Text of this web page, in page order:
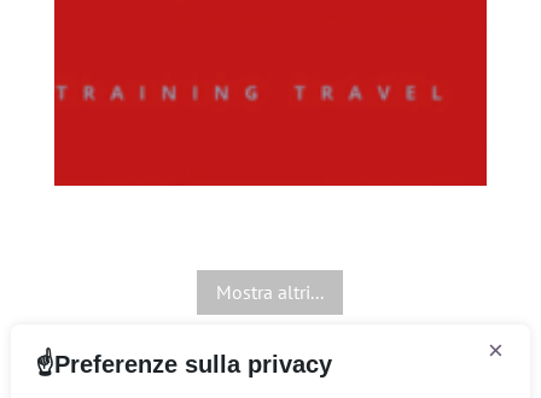
Mostra altri...
Preferenze sulla privacy ×